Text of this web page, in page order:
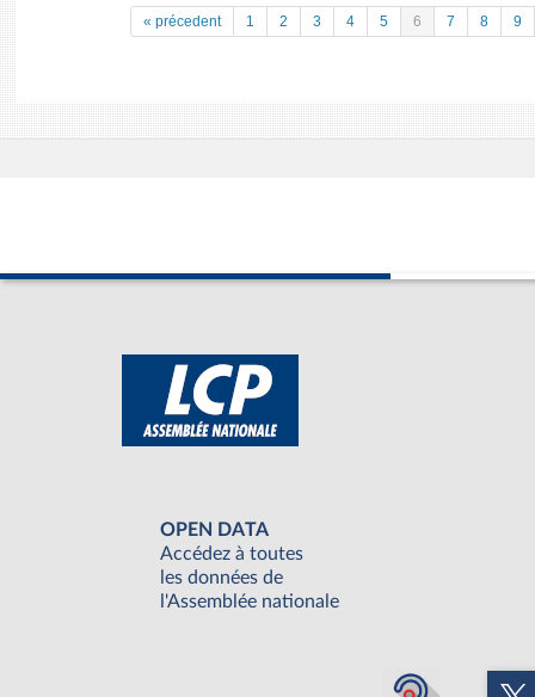
« précedent 1 2 3 4 5 6 7 8 9
OPEN DATA
Accédez à toutes
les données de
l'Assemblée nationale